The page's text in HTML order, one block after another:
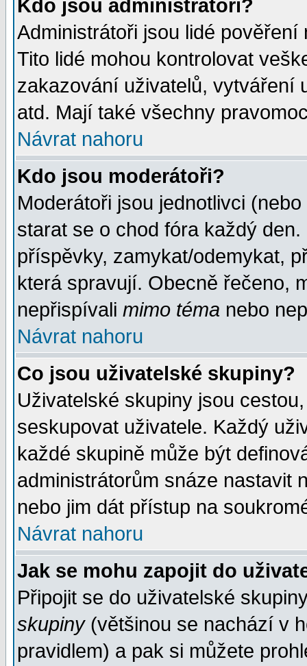
Kdo jsou administrátoři?
Administrátoři jsou lidé
Tito lidé mohou kontrolovat
zakazování uživatelů, vytváření
atd. Mají také všechny
Návrat nahoru
Kdo jsou moderátoři?
Moderátoři jsou jednotlivci
starat se o chod fóra každý
příspěvky, zamykat/odemykat,
která spravují. Obecně řečeno,
nepřispívali mimo téma nebo
Návrat nahoru
Co jsou uživatelské skupiny?
Uživatelské skupiny jsou
seskupovat uživatele. Každý
každé skupině může být
administrátorům snáze nastavit
nebo jim dát přístup na
Návrat nahoru
Jak se mohu zapojit do
Připojit se do uživatelské
skupiny(většinou se nachází v
pravidlem) a pak si můžete